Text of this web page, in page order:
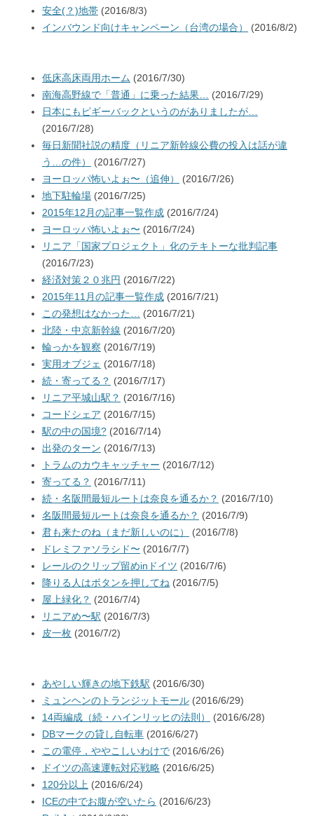
安全(？)地帯 (2016/8/3)
インバウンド向けキャンペーン（台湾の場合）
(2016/8/2)
低床高床両用ホーム (2016/7/30)
南海高野線で「普通」に乗った結果…
(2016/7/29)
日本にもピギーバックというのがありましたが…
(2016/7/28)
毎日新聞社説の精度（リニア新幹線公費の投入は話が違
う…の件）
(2016/7/27)
ヨーロッパ怖いよぉ〜（追伸）
(2016/7/26)
地下駐輪場 (2016/7/25)
2015年12月の記事一覧作成 (2016/7/24)
ヨーロッパ怖いよぉ〜 (2016/7/24)
リニア「国家プロジェクト」化のテキトーな批判記事
(2016/7/23)
経済対策２０兆円 (2016/7/22)
2015年11月の記事一覧作成 (2016/7/21)
この発想はなかった…
(2016/7/21)
北陸・中京新幹線 (2016/7/20)
輪っかを観察 (2016/7/19)
実用オブジェ (2016/7/18)
続・寄ってる？ (2016/7/17)
リニア平城山駅？ (2016/7/16)
コードシェア (2016/7/15)
駅の中の国境? (2016/7/14)
出発のターン (2016/7/13)
トラムのカウキャッチャー (2016/7/12)
寄ってる？ (2016/7/11)
続・名阪間最短ルートは奈良を通るか？ (2016/7/10)
名阪間最短ルートは奈良を通るか？ (2016/7/9)
君も来たのね（まだ新しいのに）
(2016/7/8)
ドレミファソラシド〜 (2016/7/7)
レールのクリップ留めinドイツ (2016/7/6)
降りる人はボタンを押してね (2016/7/5)
屋上緑化？ (2016/7/4)
リニアめ〜駅 (2016/7/3)
皮一枚 (2016/7/2)
あやしい輝きの地下鉄駅 (2016/6/30)
ミュンヘンのトランジットモール (2016/6/29)
14両編成（続・ハインリッヒの法則）
(2016/6/28)
DBマークの貸し自転車 (2016/6/27)
この電停，ややこしいわけで (2016/6/26)
ドイツの高速運転対応戦略 (2016/6/25)
120分以上 (2016/6/24)
ICEの中でお腹が空いたら (2016/6/23)